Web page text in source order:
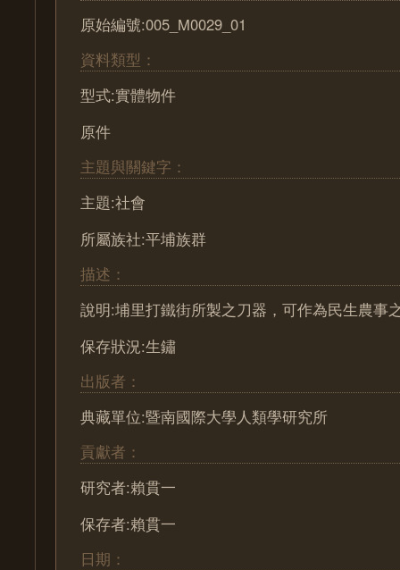
原始編號:005_M0029_01
資料類型：
型式:實體物件
原件
主題與關鍵字：
主題:社會
所屬族社:平埔族群
描述：
說明:埔里打鐵街所製之刀器，可作為民生農事
保存狀況:生鏽
出版者：
典藏單位:暨南國際大學人類學研究所
貢獻者：
研究者:賴貫一
保存者:賴貫一
日期：